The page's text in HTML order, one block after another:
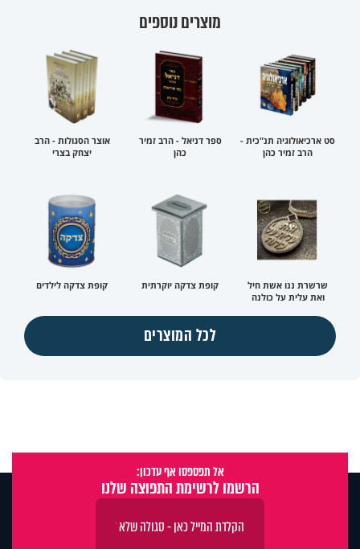
מוצרים נוספים
סט ארכיאולוגיה תנ"כית -
הרב זמיר כהן
ספר דניאל - הרב זמיר
כהן
אוצר הסגולות - הרב
יצחק בצרי
שרשרת ננו אשת חיל
ואת עלית על כולנה
קופת צדקה יוקרתית קופת צדקה לילדים
לכל המוצרים
אל תפספסו אף עדכון:
הרשמו לרשימת התפוצה שלנו